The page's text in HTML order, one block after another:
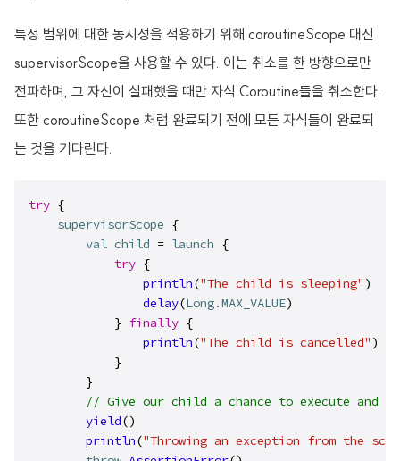
특정 범위에 대한 동시성을 적용하기 위해 coroutineScope 대신
supervisorScope을 사용할 수 있다. 이는 취소를 한 방향으로만
전파하며, 그 자신이 실패했을 때만 자식 Coroutine들을 취소한다.
또한 coroutineScope 처럼 완료되기 전에 모든 자식들이 완료되
는 것을 기다린다.
try {
supervisorScope {
val child = launch {
try {
println("The child is sleeping" )
delay(Long.MAX_VALUE)
            }
finally {
println("The child is cancelled" )
            }
        }
// Give our child a chance to execute and
yield()
println("Throwing an exception from the